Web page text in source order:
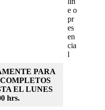
e o
pr
es
en
cia
l
PARA
EL LUNES
hrs.